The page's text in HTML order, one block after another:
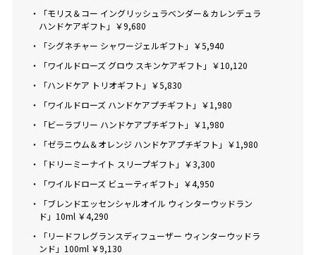
・「モリス＆コー イングリッシュラベンダー＆カレンデュラ
ハンドケアギフト」￥9,680
・「シグネチャー シャワージェルギフト」￥5,940
・「ワイルドローズ グロウ スキンケアギフト」￥10,120
・「ハンドケア トリオギフト」￥5,830
・「ワイルドローズ ハンドケアプチギフト」￥1,980
・「ビーラブリー ハンドケアプチギフト」￥1,980
・「ゼラニウム＆オレンジ ハンドケアプチギフト」￥1,980
・「ドリーミーナイト スリープギフト」￥3,300
・「ワイルドローズ ビューティギフト」￥4,950
・「ブレンドエッセンシャルオイル ウィンターウッドラン
ド」10ml ￥4,290
・「リードフレグランスディフューザー ウィンターウッドラ
ンド」100ml ￥9,130